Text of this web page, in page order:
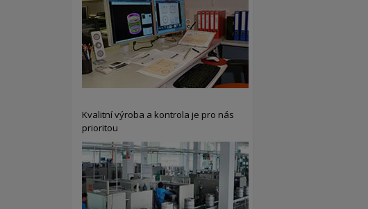
Kvalitní výroba a kontrola je pro nás
prioritou